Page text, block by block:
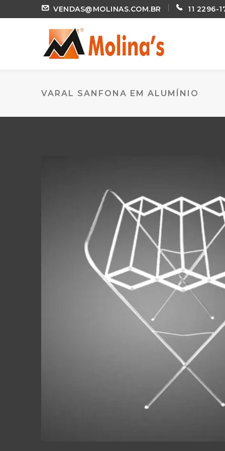
VENDAS@MOLINAS.COM.BR 11 2296-
VARAL SANFONA EM ALUMÍNIO